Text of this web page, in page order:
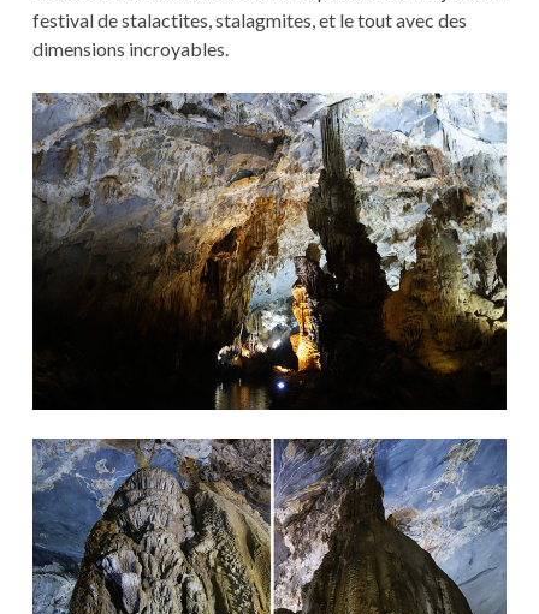
festival de stalactites, stalagmites, et le tout avec des
dimensions incroyables.